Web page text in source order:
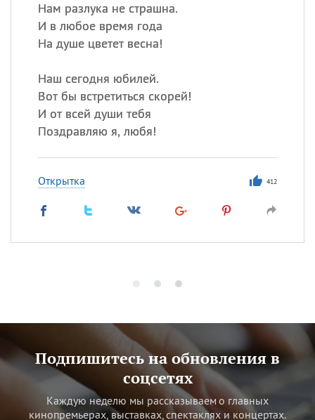
Нам разлука не страшна.
И в любое время года
На душе цветет весна!
Наш сегодня юбилей.
Вот бы встретиться скорей!
И от всей души тебя
Поздравляю я, любя!
Открытка 412
Подпишитесь на обновления в
соцсетях
Каждую неделю мы рассказываем о главных
кинопремьерах, выставках, спектаклях и концертах.